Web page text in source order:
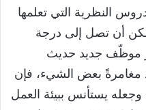
النظرية التي تعلمها
أن تصل إلى درجة
موظّف جديد حديث
بعض الشيء، فإن
يستأنس ببيئة العمل